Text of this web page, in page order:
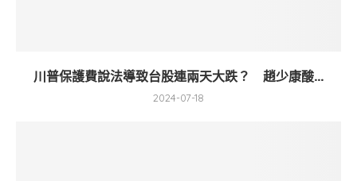
川普保護費說法導致台股連兩天大跌？ 趙少康酸...
2024-07-18